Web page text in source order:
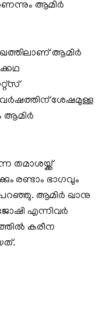
ആമിർ
ആമിർ
വർഷത്തിന് ശേഷമുള്ള
ആമിർ
തമാശയ്ക്ക്
രണ്ടാം ഭാഗവും
പറഞ്ഞു. ആമിർ‌ ഖാനു
എന്നിവർ
കരീന